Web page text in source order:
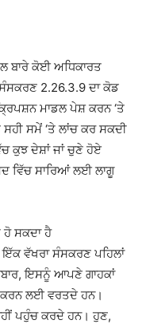
ਬਾਰੇ ਕੋਈ ਅਧਿਕਾਰਤ
ਸੰਸਕਰਣ 2.26.3.9 ਦਾ ਕੋਡ
ਮਾਡਲ ਪੇਸ਼ ਕਰਨ ‘ਤੇ
ਸਮੇਂ ‘ਤੇ ਲਾਂਚ ਕਰ ਸਕਦੀ
ਕੁਝ ਦੇਸ਼ਾਂ ਜਾਂ ਚੁਣੇ ਹੋਏ
ਵਿੱਚ ਸਾਰਿਆਂ ਲਈ ਲਾਗੂ
ਹੋ ਸਕਦਾ ਹੈ
ਇੱਕ ਵੱਖਰਾ ਸੰਸਕਰਣ ਪਹਿਲਾਂ
ਇਸਨੂੰ ਆਪਣੇ ਗਾਹਕਾਂ
ਲਈ ਵਰਤਦੇ ਹਨ।
ਪਹੁੰਚ ਕਰਦੇ ਹਨ। ਹੁਣ,